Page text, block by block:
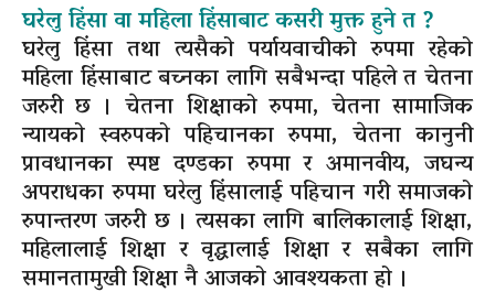
घरेलु हिंसा वा महिला हिंसाबाट कसरी मुक्त हुने त ?
घरेलु हिंसा तथा त्यसैको पर्यायवाचीको रुपमा रहेको
महिला हिंसाबाट बच्नका लागि सबैभन्दा पहिले त चेतना
जरुरी छ । चेतना शिक्षाको रुपमा, चेतना सामाजिक
न्यायको स्वरुपको पहिचानका रुपमा, चेतना कानुनी
प्रावधानका स्पष्ट दण्डका रुपमा र अमानवीय, जघन्य
अपराधका रुपमा घरेलु हिंसालाई पहिचान गरी समाजको
रुपान्तरण जरुरी छ । त्यसका लागि बालिकालाई शिक्षा,
महिलालाई शिक्षा र वृद्धालाई शिक्षा र सबैका लागि
समानतामुखी शिक्षा नै आजको आवश्यकता हो ।